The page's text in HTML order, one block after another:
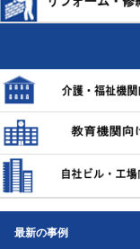
最新の事例